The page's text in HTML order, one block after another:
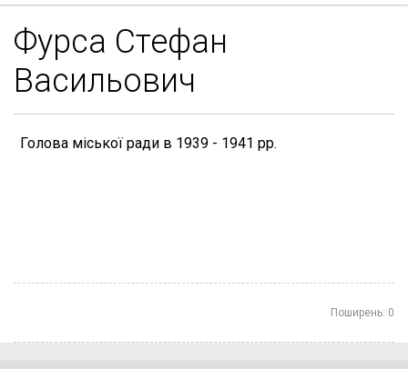
Фурса Стефан
Васильович
Голова міської ради в 1939 - 1941 рр.
Поширень: 0